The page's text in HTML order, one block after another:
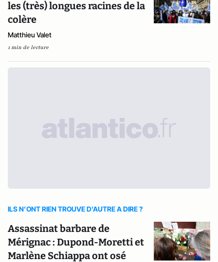
les (très) longues racines de la
colère
Matthieu Valet
1 min de lecture
ILS N’ONT RIEN TROUVE D’AUTRE A DIRE ?
Assassinat barbare de
Mérignac : Dupond-Moretti et
Marlène Schiappa ont osé